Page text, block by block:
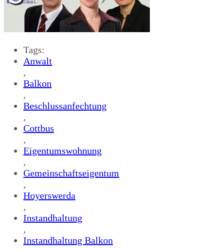
Tags:
Anwalt
,
Balkon
,
Beschlussanfechtung
,
Cottbus
,
Eigentumswohnung
,
Gemeinschaftseigentum
,
Hoyerswerda
,
Instandhaltung
,
Instandhaltung Balkon